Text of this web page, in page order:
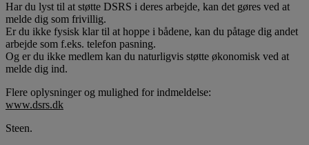
Har du lyst til at støtte DSRS i deres arbejde, kan det gøres ved at
melde dig som frivillig.
Er du ikke fysisk klar til at hoppe i bådene, kan du påtage dig andet
arbejde som f.eks. telefon pasning.
Og er du ikke medlem kan du naturligvis støtte økonomisk ved at
melde dig ind.
Flere oplysninger og mulighed for indmeldelse:
www.dsrs.dk
Steen.